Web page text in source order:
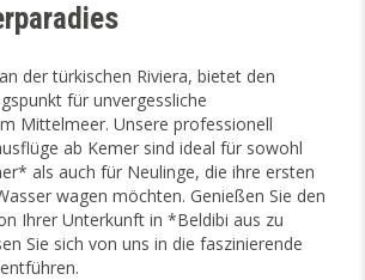
der türkischen Riviera, bietet den
für unvergessliche
Mittelmeer. Unsere professionell
ab Kemer sind ideal für sowohl
als auch für Neulinge, die ihre ersten
wagen möchten. Genießen Sie den
Ihrer Unterkunft in *Beldibi aus zu
Sie sich von uns in die faszinierende